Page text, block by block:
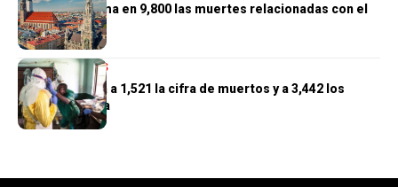
Alemania estima en 9,800 las muertes relacionadas con el
calor
INTERNACIONALES
El Congo eleva a 1,521 la cifra de muertos y a 3,442 los
casos de ébola